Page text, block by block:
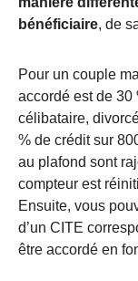
bénéficiaire, de
Pour un couple
accordé est de 30
célibataire,
% de crédit sur
au plafond sont
compteur est
Ensuite, vous
d’un CITE
être accordé en